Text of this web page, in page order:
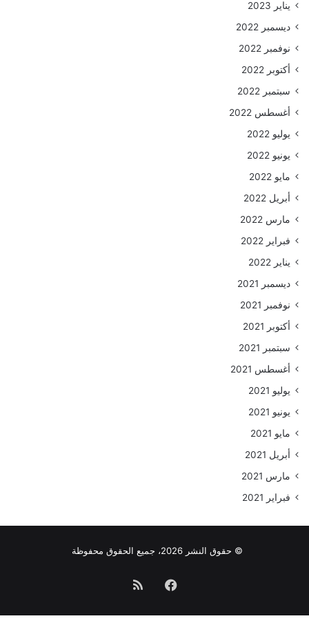
يناير 2023
ديسمبر 2022
نوفمبر 2022
أكتوبر 2022
سبتمبر 2022
أغسطس 2022
يوليو 2022
يونيو 2022
مايو 2022
أبريل 2022
مارس 2022
فبراير 2022
يناير 2022
ديسمبر 2021
نوفمبر 2021
أكتوبر 2021
سبتمبر 2021
أغسطس 2021
يوليو 2021
يونيو 2021
مايو 2021
أبريل 2021
مارس 2021
فبراير 2021
© حقوق النشر 2026، جميع الحقوق محفوظة
فيسبوكملخص
الموقع